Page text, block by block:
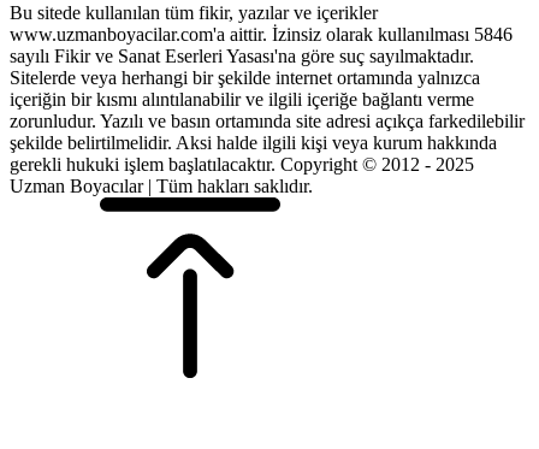
Bu sitede kullanılan tüm fikir, yazılar ve içerikler
www.uzmanboyacilar.com'a aittir. İzinsiz olarak kullanılması 5846
sayılı Fikir ve Sanat Eserleri Yasası'na göre suç sayılmaktadır.
Sitelerde veya herhangi bir şekilde internet ortamında yalnızca
içeriğin bir kısmı alıntılanabilir ve ilgili içeriğe bağlantı verme
zorunludur. Yazılı ve basın ortamında site adresi açıkça farkedilebilir
şekilde belirtilmelidir. Aksi halde ilgili kişi veya kurum hakkında
gerekli hukuki işlem başlatılacaktır. Copyright © 2012 - 2025
Uzman Boyacılar | Tüm hakları saklıdır.